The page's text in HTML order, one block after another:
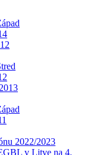
2022/2023
v Litve na 4.